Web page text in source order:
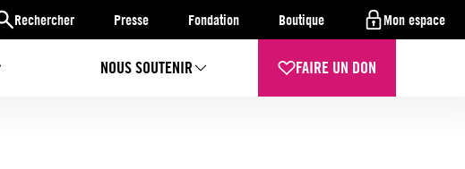
Rechercher Presse Fondation Boutique Mon espace
NOUS SOUTENIR FAIRE UN DON